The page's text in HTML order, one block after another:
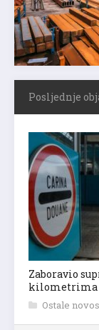
Posljednje
Zaboravio
kilometrima
Ostale